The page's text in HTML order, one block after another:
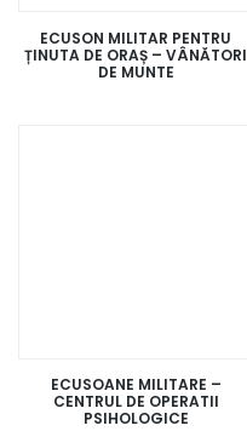
ECUSON MILITAR PENTRU
ȚINUTA DE ORAȘ – VÂNĂTORI
DE MUNTE
ECUSOANE MILITARE –
CENTRUL DE OPERATII
PSIHOLOGICE